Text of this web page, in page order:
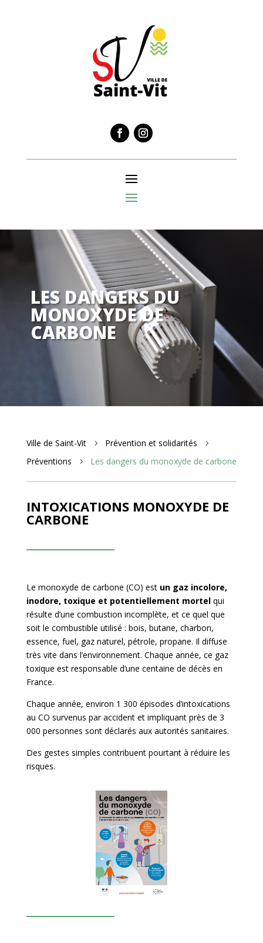
LES DANGERS DU
MONOXYDE DE
CARBONE
Ville de Saint-Vit 5 Prévention et solidarités 5
Préventions 5 Les dangers du monoxyde de carbone
INTOXICATIONS MONOXYDE DE
CARBONE
Le monoxyde de carbone (CO) est un gaz incolore,
inodore, toxique et potentiellement mortelqui
résulte d’une combustion incomplète, et ce quel que
soit le combustible utilisé : bois, butane, charbon,
essence, fuel, gaz naturel, pétrole, propane. Il diffuse
très vite dans l’environnement. Chaque année, ce gaz
toxique est responsable d’une centaine de décès en
France.
Chaque année, environ 1 300 épisodes d’intoxications
au CO survenus par accident et impliquant près de 3
000 personnes sont déclarés aux autorités sanitaires.
Des gestes simples contribuent pourtant à réduire les
risques.